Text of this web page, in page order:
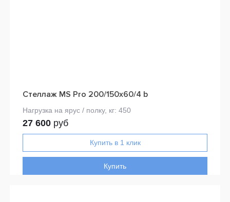
Стеллаж MS Pro 200/150x60/4 b
27 600 руб
Купить